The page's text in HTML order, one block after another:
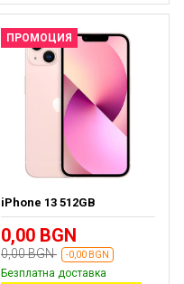
ПРОМОЦИЯ
iPhone 13 512GB
0,00 BGN
0,00 BGN -0,00 BGN
Безплатна доставка